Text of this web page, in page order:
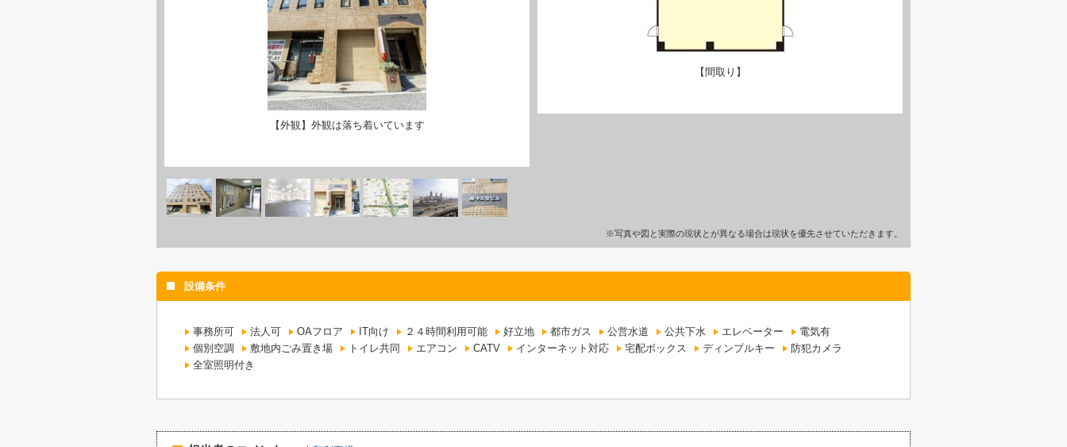
【外観】外観は落ち着いています
【間取り】
※写真や図と実際の現状とが異なる場合は現状を優先させていただきます。
設備条件
事務所可 法人可 OAフロア IT向け ２４時間利用可能 好立地 都市ガス 公営水道 公共下水 エレベーター
電気有
個別空調
敷地内ごみ置き場 トイレ共同 エアコン CATV インターネット対応 宅配ボックス ディンプルキー
防犯カメラ
全室照明付き